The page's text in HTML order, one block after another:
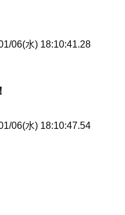
06(水) 18:10:41.28
06(水) 18:10:47.54